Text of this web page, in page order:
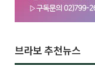
브라보 추천뉴스